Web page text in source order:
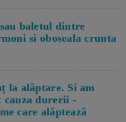
baletul dintre
si oboseala crunta
la alăptare. Si am
cauza durerii -
care alăptează